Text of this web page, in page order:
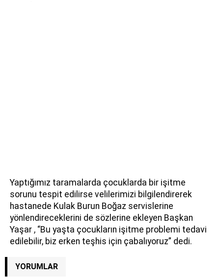
Yaptığımız taramalarda çocuklarda bir işitme
sorunu tespit edilirse velilerimizi bilgilendirerek
hastanede Kulak Burun Boğaz servislerine
yönlendireceklerini de sözlerine ekleyen Başkan
Yaşar , “Bu yaşta çocukların işitme problemi tedavi
edilebilir, biz erken teşhis için çabalıyoruz” dedi.
YORUMLAR